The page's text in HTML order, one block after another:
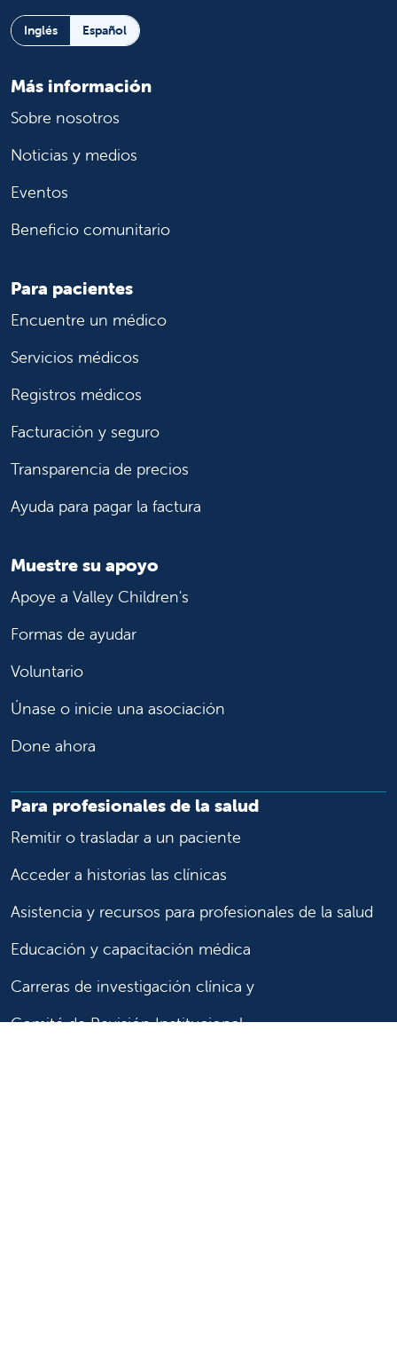
Inglés Español
Más información
Sobre nosotros
Noticias y medios
Eventos
Beneficio comunitario
Para pacientes
Encuentre un médico
Servicios médicos
Registros médicos
Facturación y seguro
Transparencia de precios
Ayuda para pagar la factura
Muestre su apoyo
Apoye a Valley Children's
Formas de ayudar
Voluntario
Únase o inicie una asociación
Done ahora
Para profesionales de la salud
Remitir o trasladar a un paciente
Acceder a historias las clínicas
Asistencia y recursos para profesionales de la salud
Educación y capacitación médica
Carreras de investigación clínica y
Comité de Revisión Institucional